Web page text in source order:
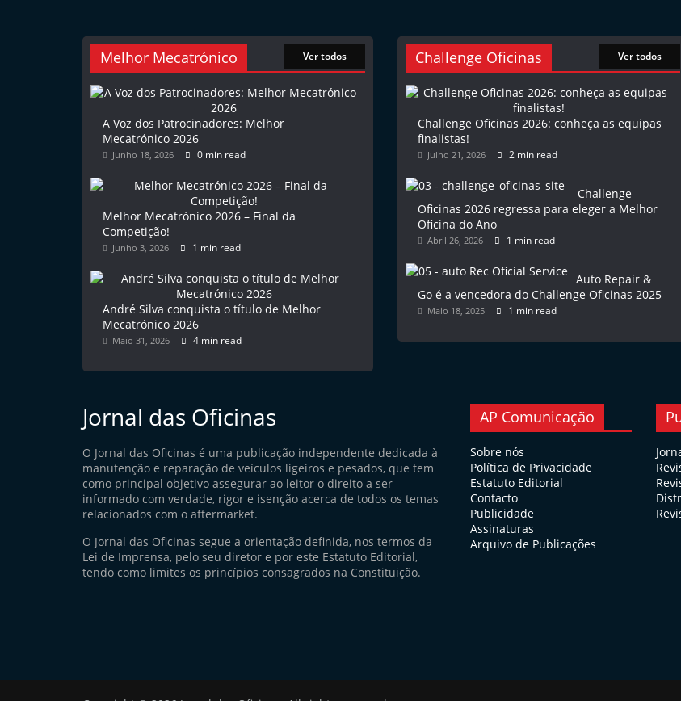
e
Melhor Mecatrónico Ver todos
A Voz dos Patrocinadores: Melhor
Mecatrónico 2026
Junho 18, 2026 0 min read
Melhor Mecatrónico 2026 – Final da
Competição!
Junho 3, 2026 1 min read
André Silva conquista o título de Melhor
Mecatrónico 2026
Maio 31, 2026 4 min read
Challenge Oficinas Ver todos
Challenge Oficinas 2026: conheça as equipas
finalistas!
Julho 21, 2026 2 min read
Challenge
Oficinas 2026 regressa para eleger a Melhor
Oficina do Ano
Abril 26, 2026 1 min read
Auto Repair &
Go é a vencedora do Challenge Oficinas 2025
Maio 18, 2025 1 min read
Jornal das Oficinas
O Jornal das Oficinas é uma publicação independente dedicada à
manutenção e reparação de veículos ligeiros e pesados, que tem
como principal objetivo assegurar ao leitor o direito a ser
informado com verdade, rigor e isenção acerca de todos os temas
relacionados com o aftermarket.
O Jornal das Oficinas segue a orientação definida, nos termos da
Lei de Imprensa, pelo seu diretor e por este Estatuto Editorial,
tendo como limites os princípios consagrados na Constituição.
AP Comunicação
Sobre nós
Política de Privacidade
Estatuto Editorial
Contacto
Publicidade
Assinaturas
Arquivo de Publicações